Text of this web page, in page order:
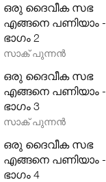
ഒരു ദൈവീക സഭ
എങ്ങനെ പണിയാം -
ഭാഗം 2
സാക് പുന്നൻ
ഒരു ദൈവീക സഭ
എങ്ങനെ പണിയാം -
ഭാഗം 3
സാക് പുന്നൻ
ഒരു ദൈവീക സഭ
എങ്ങനെ പണിയാം -
ഭാഗം 4